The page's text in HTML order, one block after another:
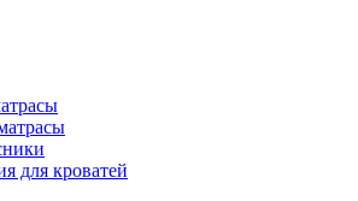
для кроватей